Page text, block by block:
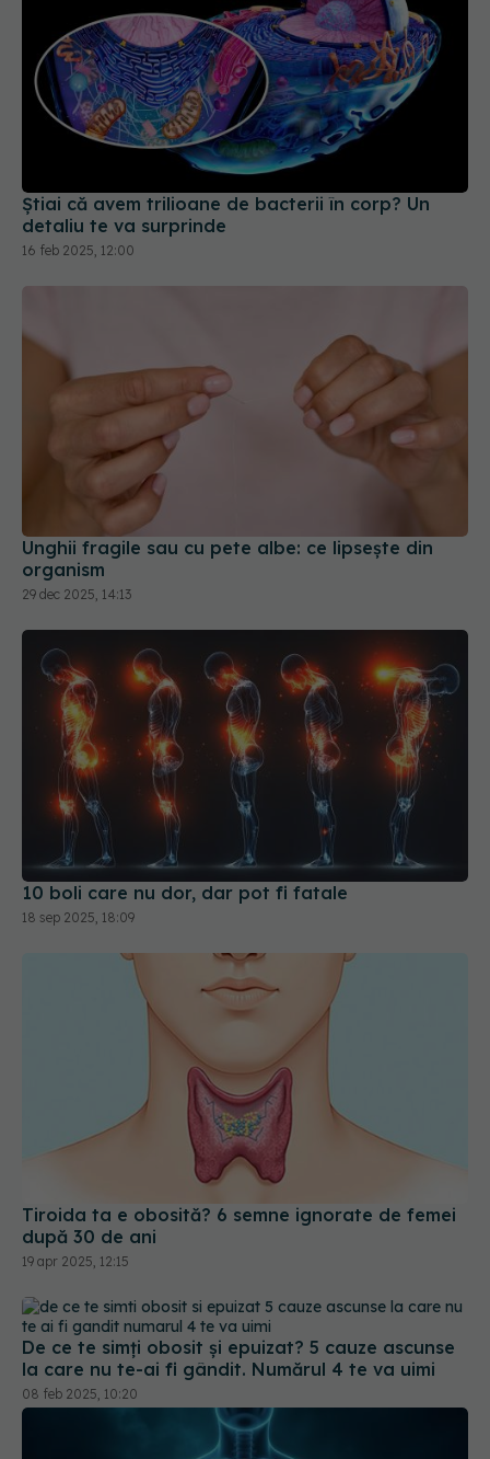
Știai că avem trilioane de bacterii în corp? Un
detaliu te va surprinde
16 feb 2025, 12:00
Unghii fragile sau cu pete albe: ce lipsește din
organism
29 dec 2025, 14:13
10 boli care nu dor, dar pot fi fatale
18 sep 2025, 18:09
Tiroida ta e obosită? 6 semne ignorate de femei
după 30 de ani
19 apr 2025, 12:15
De ce te simți obosit și epuizat? 5 cauze ascunse
la care nu te-ai fi gândit. Numărul 4 te va uimi
08 feb 2025, 10:20